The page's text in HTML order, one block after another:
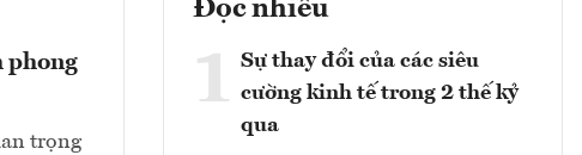
phong
trọng
Đọc nhiều
1 Sự thay đổi của các siêu
cường kinh tế trong 2 thế kỷ
qua